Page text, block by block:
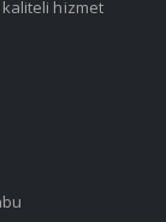
kaliteli hizmet